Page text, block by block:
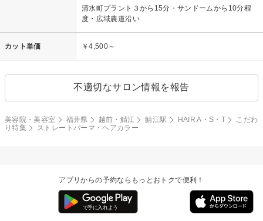
清水町プラント３から15分・サンドームから10分程
度・広域農道沿い
カット単価 ￥4,500～
不適切なサロン情報を報告
美容院・美容室 福井県 越前・鯖江 鯖江駅 HAIR A・S・T
こだわ
り特集
ストレートパーマ・ヘアカラー
アプリからの予約ならもっとおトクで便利！